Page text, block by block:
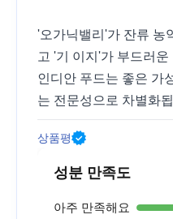
'오가닉밸리'가 잔류 농
고 '기 이지'가 부드러
인디안 푸드는 좋은 가
는 전문성으로 차별화
상품평
성분 만족도
아주 만족해요